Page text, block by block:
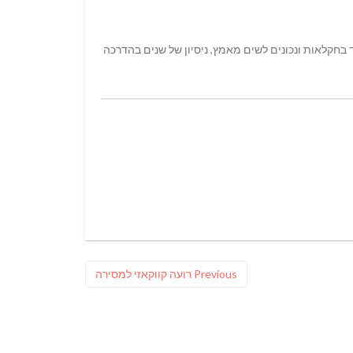
ונכונים לשים מאמץ, ניסיון של שנים בהדרכה
Previous
Previous
רועה קווקאזי למסירה